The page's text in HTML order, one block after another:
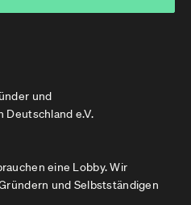
und
Deutschland e.V.
eine Lobby. Wir
und Selbstständigen